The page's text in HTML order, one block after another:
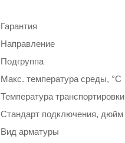
Гарантия
Направление
Подгруппа
Макс. температура среды, °С
Температура
Стандарт подключения, дюйм
Вид арматуры